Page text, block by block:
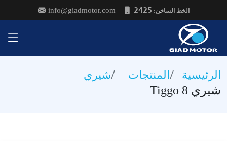
info@giadmotor.com 2425 :الخط الساخن
الرئيسية المنتجات شيري
شيري Tiggo 8